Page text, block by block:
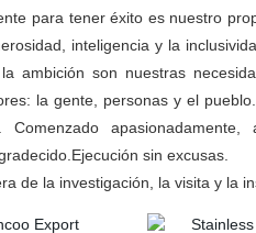
para tener éxito es nuestro
inteligencia y la
ambición son nuestras
la gente, personas y el
Comenzado
sin excusas.
de la investigación, la visita y la